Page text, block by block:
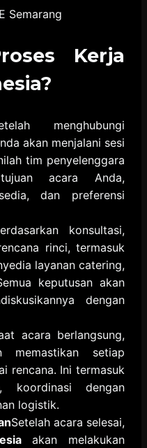
Kerja
menghubungi
akan menjalani sesi
tim penyelenggara
acara Anda,
dan preferensi
konsultasi,
rinci, termasuk
layanan catering,
keputusan akan
dengan
acara berlangsung,
memastikan setiap
rencana. Ini termasuk
koordinasi dengan
logistik.
Setelah acara selesai,
akan melakukan